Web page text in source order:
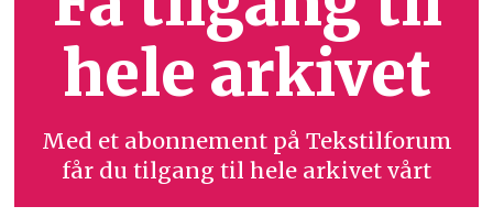
hele arkivet
Med et abonnement på Tekstilforum
får du tilgang til hele arkivet vårt